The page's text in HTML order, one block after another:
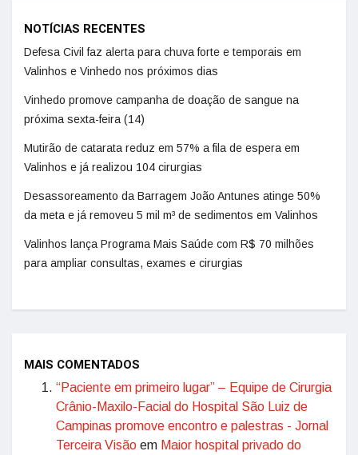
NOTÍCIAS RECENTES
Defesa Civil faz alerta para chuva forte e temporais em
Valinhos e Vinhedo nos próximos dias
Vinhedo promove campanha de doação de sangue na
próxima sexta-feira (14)
Mutirão de catarata reduz em 57% a fila de espera em
Valinhos e já realizou 104 cirurgias
Desassoreamento da Barragem João Antunes atinge 50%
da meta e já removeu 5 mil m³ de sedimentos em Valinhos
Valinhos lança Programa Mais Saúde com R$ 70 milhões
para ampliar consultas, exames e cirurgias
MAIS COMENTADOS
“Paciente em primeiro lugar” – Equipe de Cirurgia
Crânio-Maxilo-Facial do Hospital São Luiz de
Campinas promove encontro e palestras - Jornal
Terceira Visão em Maior hospital privado do